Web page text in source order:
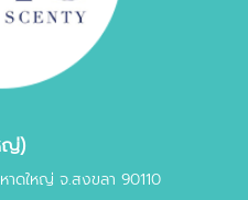
ญ่)
ดใหญ่ จ.สงขลา 90110